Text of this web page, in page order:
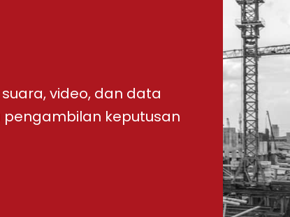
video, dan data
keputusan